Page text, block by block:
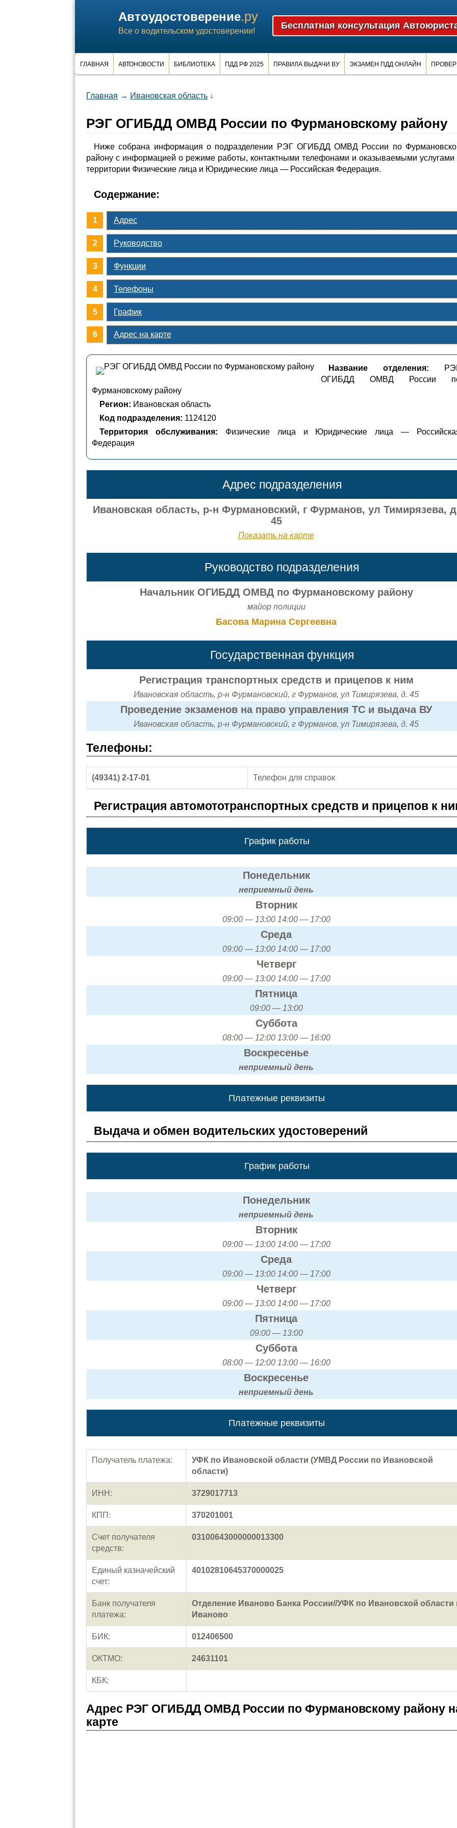
Автоудостоверение.ру
Все о водительском удостоверении!
ГЛАВНАЯ АВТОНОВОСТИ БИБЛИОТЕКА ПДД РФ 2025 ПРАВИЛА ВЫДАЧИ ВУ ЭКЗАМЕН ПДД ОНЛАЙН
Главная → Ивановская область ↓
РЭГ ОГИБДД ОМВД России по Фурмановскому району
Ниже собрана информация о подразделении РЭГ ОГИБДД ОМВД России по
району с информацией о режиме работы, контактными телефонами и оказываемыми услугами
территории Физические лица и Юридические лица — Российская Федерация.
Содержание:
Адрес
Руководство
Функции
Телефоны
График
Адрес на карте
Название отделения:
ОГИБДД ОМВД России
Фурмановскому району
Регион: Ивановская область
Код подразделения: 1124120
Территория обслуживания: Физические лица и Юридические лица —
Федерация
Адрес подразделения
Ивановская область, р-н Фурмановский, г Фурманов, ул Тимирязева,
45
Показать на карте
Руководство подразделения
Начальник ОГИБДД ОМВД по Фурмановскому району
майор полиции
Басова Марина Сергеевна
Государственная функция
Регистрация транспортных средств и прицепов к ним
Ивановская область, р-н Фурмановский, г Фурманов, ул Тимирязева, д. 45
Проведение экзаменов на право управления ТС и выдача ВУ
Ивановская область, р-н Фурмановский, г Фурманов, ул Тимирязева, д. 45
Телефоны:
(49341) 2-17-01 Телефон для справок
Регистрация автомототранспортных средств и прицепов к
График работы
Понедельник
неприемный день
Вторник
09:00 — 13:00 14:00 — 17:00
Среда
09:00 — 13:00 14:00 — 17:00
Четверг
09:00 — 13:00 14:00 — 17:00
Пятница
09:00 — 13:00
Суббота
08:00 — 12:00 13:00 — 16:00
Воскресенье
неприемный день
Платежные реквизиты
Выдача и обмен водительских удостоверений
График работы
Понедельник
неприемный день
Вторник
09:00 — 13:00 14:00 — 17:00
Среда
09:00 — 13:00 14:00 — 17:00
Четверг
09:00 — 13:00 14:00 — 17:00
Пятница
09:00 — 13:00
Суббота
08:00 — 12:00 13:00 — 16:00
Воскресенье
неприемный день
Платежные реквизиты
Получатель платежа:
УФК по Ивановской области (УМВД России по Ивановской
области)
ИНН: 3729017713
КПП: 370201001
Счет получателя
средств:
03100643000000013300
Единый казначейский
счет:
40102810645370000025
Банк получателя
платежа:
Отделение Иваново Банка России//УФК по Ивановской области
Иваново
БИК: 012406500
ОКТМО: 24631101
КБК:
Адрес РЭГ ОГИБДД ОМВД России по Фурмановскому району
карте